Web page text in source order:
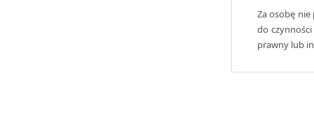
Za osobę
do
prawny lub